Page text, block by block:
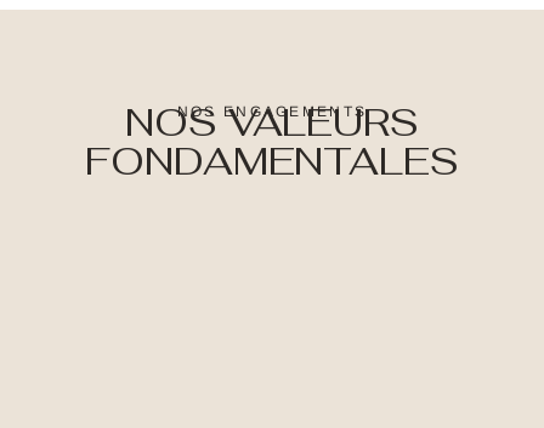
NOS ENGAGEMENTS
NOS VALEURS
FONDAMENTALES